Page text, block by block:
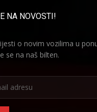
NA NOVOSTI!
o novim vozilima u
se na naš bilten.